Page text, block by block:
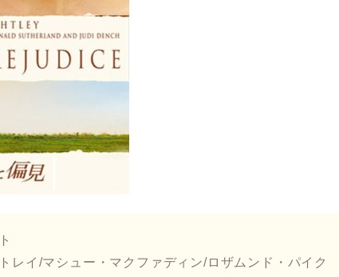
レイ/マシュー・マクファディン/ロザムンド・パイク